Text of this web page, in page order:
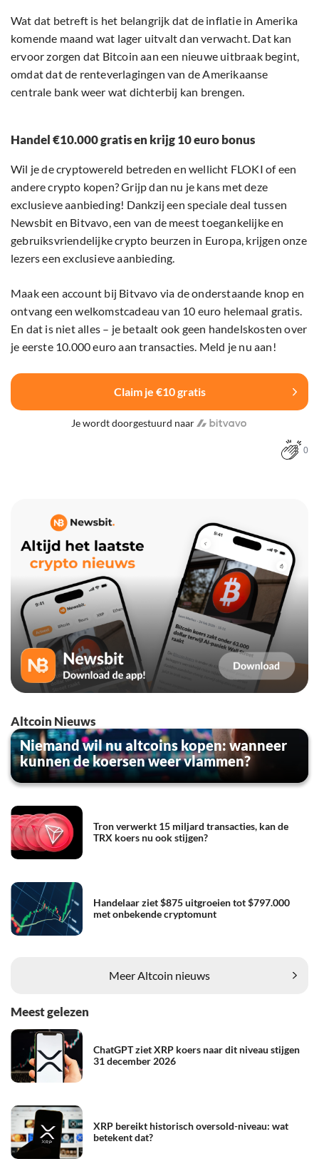
Wat dat betreft is het belangrijk dat de inflatie in Amerika
komende maand wat lager uitvalt dan verwacht. Dat kan
ervoor zorgen dat Bitcoin aan een nieuwe uitbraak begint,
omdat dat de renteverlagingen van de Amerikaanse
centrale bank weer wat dichterbij kan brengen.
Handel €10.000 gratis en krijg 10 euro bonus
Wil je de cryptowereld betreden en wellicht FLOKI of een
andere crypto kopen? Grijp dan nu je kans met deze
exclusieve aanbieding! Dankzij een speciale deal tussen
Newsbit en Bitvavo, een van de meest toegankelijke en
gebruiksvriendelijke crypto beurzen in Europa, krijgen onze
lezers een exclusieve aanbieding.
Maak een account bij Bitvavo via de onderstaande knop en
ontvang een welkomstcadeau van 10 euro helemaal gratis.
En dat is niet alles – je betaalt ook geen handelskosten over
je eerste 10.000 euro aan transacties. Meld je nu aan!
Claim je €10 gratis
Je wordt doorgestuurd naar
0
Altcoin Nieuws
Niemand wil nu altcoins kopen: wanneer
kunnen de koersen weer vlammen?
Tron verwerkt 15 miljard transacties, kan de
TRX koers nu ook stijgen?
Handelaar ziet $875 uitgroeien tot $797.000
met onbekende cryptomunt
Meer Altcoin nieuws
Meest gelezen
ChatGPT ziet XRP koers naar dit niveau stijgen
31 december 2026
XRP bereikt historisch oversold-niveau: wat
betekent dat?